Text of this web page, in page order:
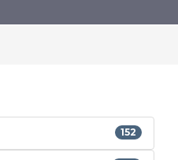
152